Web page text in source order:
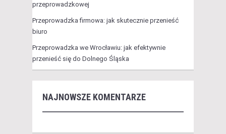
przeprowadzkowej
Przeprowadzka firmowa: jak skutecznie przenieść
biuro
Przeprowadzka we Wrocławiu: jak efektywnie
przenieść się do Dolnego Śląska
NAJNOWSZE KOMENTARZE